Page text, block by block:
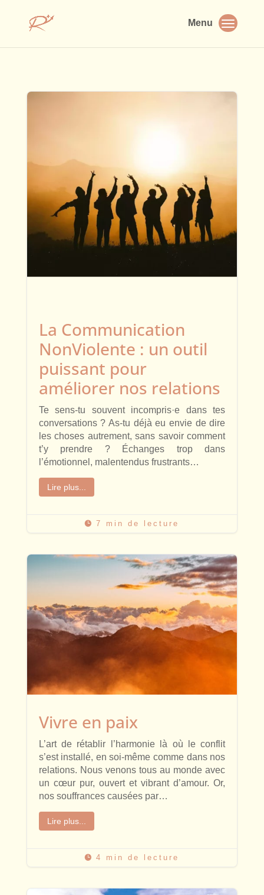
La Communication
NonViolente : un outil
puissant pour
améliorer nos relations
Te sens-tu souvent incompris·e dans tes
conversations ? As-tu déjà eu envie de dire
les choses autrement, sans savoir comment
t’y prendre ? Échanges trop dans
l’émotionnel, malentendus frustrants…
Lire plus...
 7 min de lecture
Vivre en paix
L’art de rétablir l’harmonie là où le conflit
s’est installé, en soi-même comme dans nos
relations. Nous venons tous au monde avec
un cœur pur, ouvert et vibrant d’amour. Or,
nos souffrances causées par…
Lire plus...
 4 min de lecture